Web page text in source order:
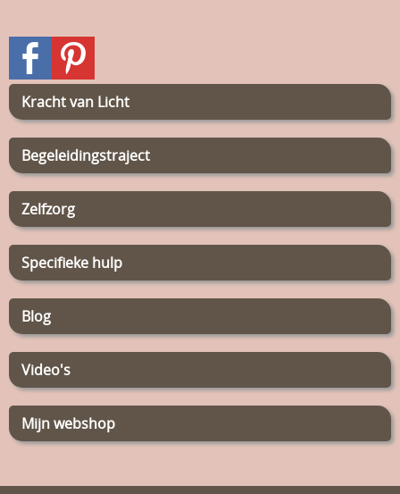
Kracht van Licht
Begeleidingstraject
Zelfzorg
Specifieke hulp
Blog
Video's
Mijn webshop